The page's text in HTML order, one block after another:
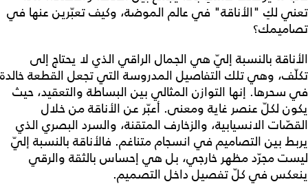
تعني لكِ "الأناقة" في عالم الموضة، وكيف تعبّرين عنها في
تصاميمك؟
الأناقة بالنسبة إليّ هي الجمال الراقي الذي لا يحتاج إلى
تكلّف، وهي تلك التفاصيل المدروسة التي تجعل القطعة خالدة
في سحرها. إنها التوازن المثالي بين البساطة والتعقيد، حيث
يكون لكلّ عنصر غاية ومعنى. أعبّر عن الأناقة من خلال
القصّات الانسيابية، والزخارف المتقنة، والسرد البصري الذي
يربط بين التصاميم في انسجام متناغم. فالأناقة بالنسبة إليّ
ليست مجرّد مظهر خارجي، بل هي إحساس بالثقة والرقي
ينعكس في كلّ تفصيل داخل التصميم.